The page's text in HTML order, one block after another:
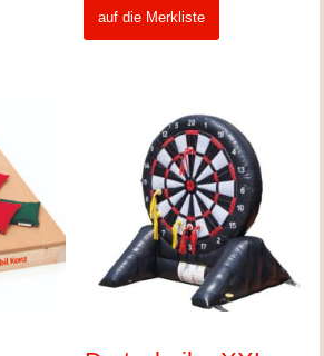
auf die Merkliste